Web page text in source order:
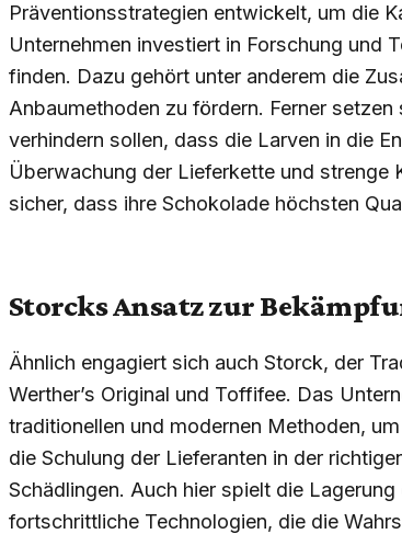
Präventionsstrategien entwickelt, um die
Unternehmen investiert in Forschung und
finden. Dazu gehört unter anderem die
Anbaumethoden zu fördern. Ferner
verhindern sollen, dass die Larven in die
Überwachung der Lieferkette und strenge
sicher, dass ihre Schokolade höchsten
Storcks Ansatz zur
Ähnlich engagiert sich auch Storck, der
Werther’s Original und Toffifee. Das
traditionellen und modernen Methoden,
die Schulung der Lieferanten in der
Schädlingen. Auch hier spielt die
fortschrittliche Technologien, die die